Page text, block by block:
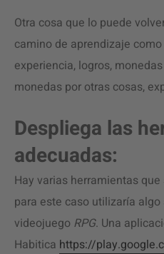
Otra cosa que lo puede
camino de aprendizaje como
experiencia, logros,
monedas por otras cosas,
Despliega las
adecuadas:
Hay varias herramientas
para este caso utilizaría
videojuego RPG. Una
Habitica https://